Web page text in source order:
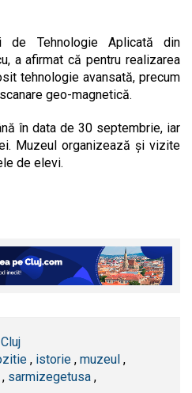
de Tehnologie Aplicată din
a afirmat că pentru realizarea
tehnologie avansată, precum
geo-magnetică.
în data de 30 septembrie, iar
Muzeul organizează şi vizite
de elevi.
, istorie , muzeul ,
, sarmizegetusa ,